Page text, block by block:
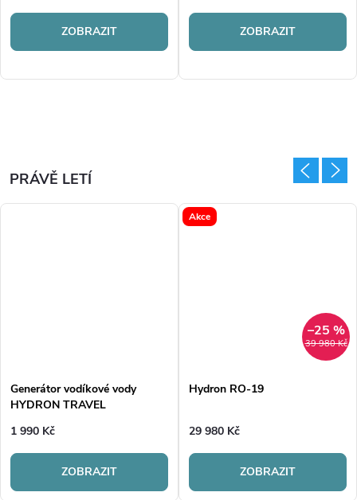
ZOBRAZIT ZOBRAZIT
PRÁVĚ LETÍ
Generátor vodíkové vody
HYDRON TRAVEL
1 990 Kč
ZOBRAZIT
Akce
39 980 Kč
–25 %
Hydron RO-19
29 980 Kč
ZOBRAZIT